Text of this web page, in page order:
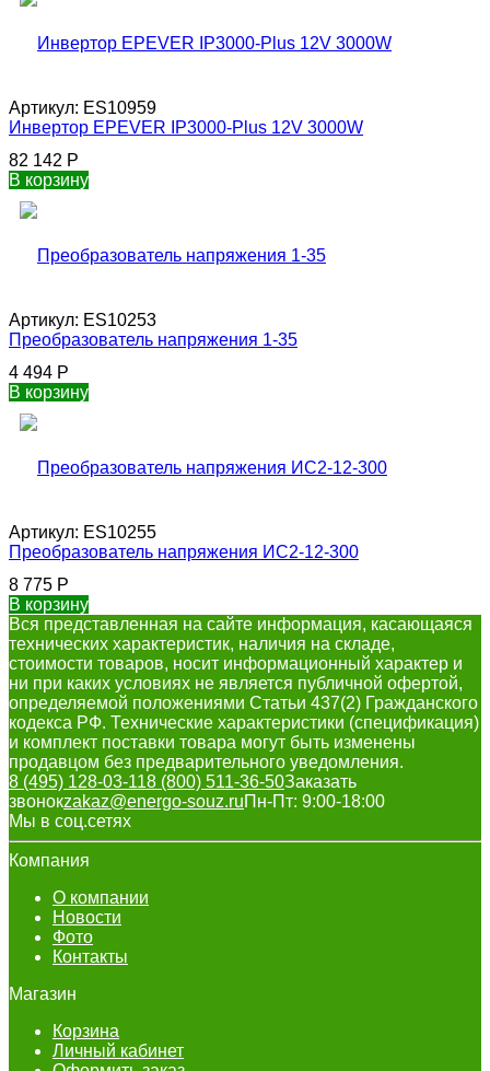
Артикул: ES10959
Инвертор EPEVER IP3000-Plus 12V 3000W
82 142 Р
В корзину
Артикул: ES10253
Преобразователь напряжения 1-35
4 494 Р
В корзину
Артикул: ES10255
Преобразователь напряжения ИС2-12-300
8 775 Р
В корзину
Вся представленная на сайте информация, касающаяся
технических характеристик, наличия на складе,
стоимости товаров, носит информационный характер и
ни при каких условиях не является публичной офертой,
определяемой положениями Статьи 437(2) Гражданского
кодекса РФ. Технические характеристики (спецификация)
и комплект поставки товара могут быть изменены
продавцом без предварительного уведомления.
8 (495) 128-03-118 (800) 511-36-50Заказать
звонокzakaz@energo-souz.ruПн-Пт: 9:00-18:00
Мы в соц.сетях
Компания
О компании
Новости
Фото
Контакты
Магазин
Корзина
Личный кабинет